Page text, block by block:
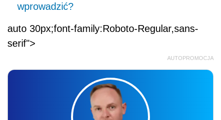
wprowadzić?
auto 30px;font-family:Roboto-Regular,sans-
serif">
AUTOPROMOCJA